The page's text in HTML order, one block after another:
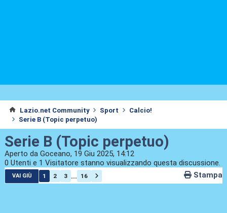
Lazio.net Community Sport
Calcio!
Serie B (Topic perpetuo)
Serie B (Topic perpetuo)
Aperto da Goceano, 19 Giu 2025, 14:12
0 Utenti e 1 Visitatore stanno visualizzando questa discussione.
VAI GIÙ 1 2 3 ... 16 Stampa